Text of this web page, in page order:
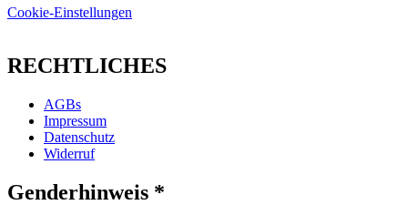
Cookie-Einstellungen
RECHTLICHES
AGBs
Impressum
Datenschutz
Widerruf
Genderhinweis *